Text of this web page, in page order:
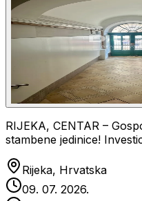
RIJEKA, CENTAR –
stambene jedinice!
Rijeka, Hrvatska
09. 07. 2026.